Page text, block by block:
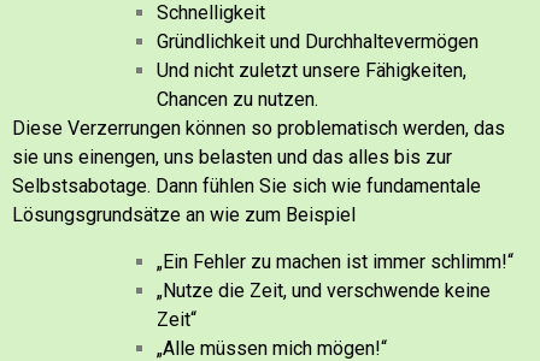
Schnelligkeit
Gründlichkeit und Durchhaltevermögen
Und nicht zuletzt unsere Fähigkeiten,
Chancen zu nutzen.
Diese Verzerrungen können so problematisch werden, das
sie uns einengen, uns belasten und das alles bis zur
Selbstsabotage. Dann fühlen Sie sich wie fundamentale
Lösungsgrundsätze an wie zum Beispiel
„Ein Fehler zu machen ist immer schlimm!“
„Nutze die Zeit, und verschwende keine
Zeit“
„Alle müssen mich mögen!“